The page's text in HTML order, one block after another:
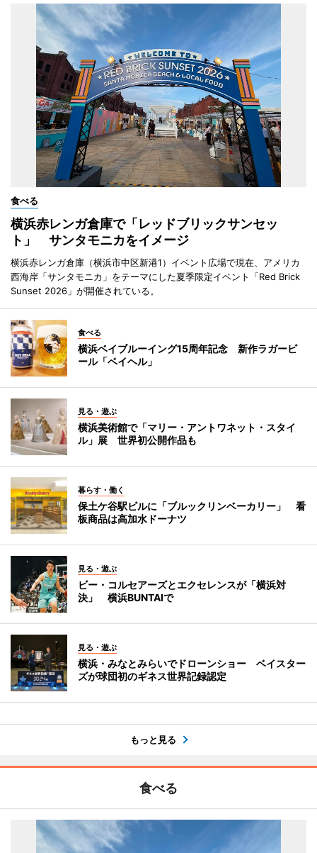
食べる
横浜赤レンガ倉庫で「レッドブリックサンセッ
ト」 サンタモニカをイメージ
横浜赤レンガ倉庫（横浜市中区新港1）イベント広場で現在、アメリカ
西海岸「サンタモニカ」をテーマにした夏季限定イベント「Red Brick
Sunset 2026」が開催されている。
食べる
横浜ベイブルーイング15周年記念 新作ラガービ
ール「ベイヘル」
見る・遊ぶ
横浜美術館で「マリー・アントワネット・スタイ
ル」展 世界初公開作品も
暮らす・働く
保土ケ谷駅ビルに「ブルックリンベーカリー」 看
板商品は高加水ドーナツ
見る・遊ぶ
ビー・コルセアーズとエクセレンスが「横浜対
決」 横浜BUNTAIで
見る・遊ぶ
横浜・みなとみらいでドローンショー ベイスター
ズが球団初のギネス世界記録認定
もっと見る
食べる